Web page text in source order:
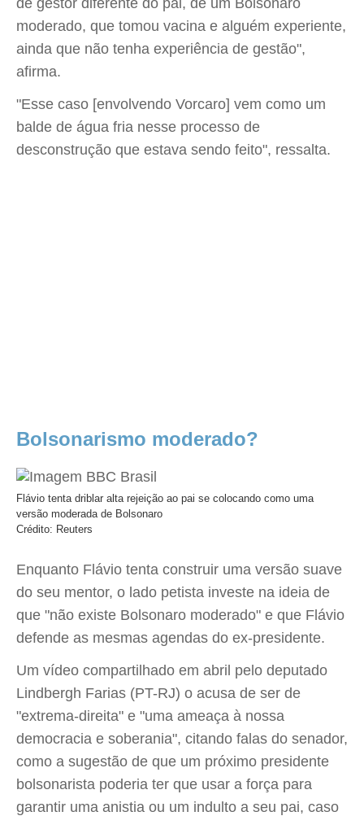
de gestor diferente do pai, de um Bolsonaro
moderado, que tomou vacina e alguém experiente,
ainda que não tenha experiência de gestão",
afirma.
"Esse caso [envolvendo Vorcaro] vem como um
balde de água fria nesse processo de
desconstrução que estava sendo feito", ressalta.
Bolsonarismo moderado?
Flávio tenta driblar alta rejeição ao pai se colocando como uma
versão moderada de Bolsonaro
Crédito: Reuters
Enquanto Flávio tenta construir uma versão suave
do seu mentor, o lado petista investe na ideia de
que "não existe Bolsonaro moderado" e que Flávio
defende as mesmas agendas do ex-presidente.
Um vídeo compartilhado em abril pelo deputado
Lindbergh Farias (PT-RJ) o acusa de ser de
"extrema-direita" e "uma ameaça à nossa
democracia e soberania", citando falas do senador,
como a sugestão de que um próximo presidente
bolsonarista poderia ter que usar a força para
garantir uma anistia ou um indulto a seu pai, caso